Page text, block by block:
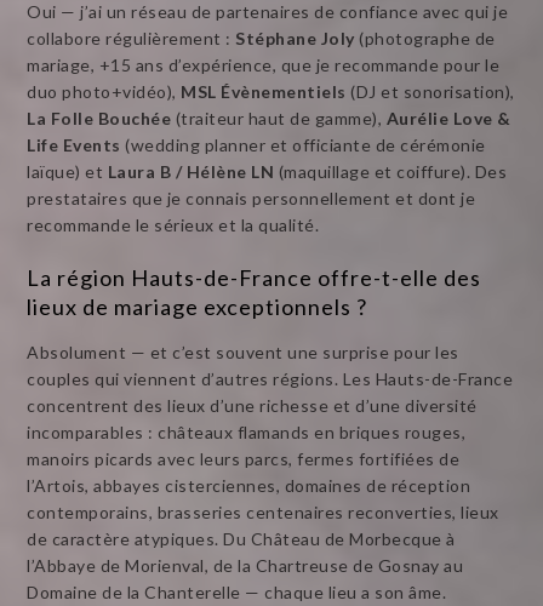
Oui — j’ai un réseau de partenaires de confiance avec qui je
collabore régulièrement : Stéphane Joly (photographe de
mariage, +15 ans d’expérience, que je recommande pour le
duo photo+vidéo), MSL Évènementiels (DJ et sonorisation),
La Folle Bouchée (traiteur haut de gamme), Aurélie Love &
Life Events (wedding planner et officiante de cérémonie
laïque) et Laura B / Hélène LN (maquillage et coiffure). Des
prestataires que je connais personnellement et dont je
recommande le sérieux et la qualité.
La région Hauts-de-France offre-t-elle des
lieux de mariage exceptionnels ?
Absolument — et c’est souvent une surprise pour les
couples qui viennent d’autres régions. Les Hauts-de-France
concentrent des lieux d’une richesse et d’une diversité
incomparables : châteaux flamands en briques rouges,
manoirs picards avec leurs parcs, fermes fortifiées de
l’Artois, abbayes cisterciennes, domaines de réception
contemporains, brasseries centenaires reconverties, lieux
de caractère atypiques. Du Château de Morbecque à
l’Abbaye de Morienval, de la Chartreuse de Gosnay au
Domaine de la Chanterelle — chaque lieu a son âme.